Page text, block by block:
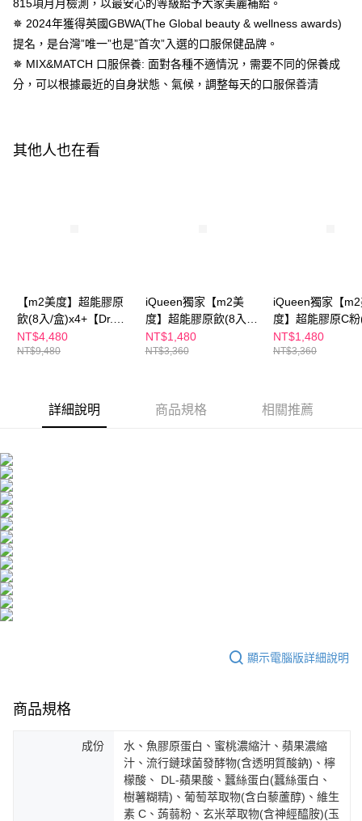
請求用戶進行身份認證。
５．嚴禁一人註冊多個帳號或使用他人資訊註冊。若發現惡意使用之情形，
恩沛科技股份有限公司將有權停止該用戶之使用額度並採取法律行動。
每筆NT$150，滿NT$1,500(含以上)免運費
海外配送
海外配送(澳門) 查看運費
海外配送(澳洲)
815項月月檢測，以最安心的等級給予大家美麗補給。
✵ 2024年獲得英國GBWA(The Global beauty & wellness awards)
提名，是台灣”唯一”也是”首次”入選的口服保健品牌。
✵ MIX&MATCH 口服保養: 面對各種不適情況，需要不同的保養成
分，可以根據最近的自身狀態、氣候，調整每天的口服保善清
其他人也在看
【m2美度】超能膠原
飲(8入/盒)x4+【Dr.
May】紅外泌眼霜
20mlx2
NT$4,480
NT$9,480
iQueen獨家【m2美
度】超能膠原飲(8入/
盒)x1+【Dr. May】美
博士紅膠原色修煥膚精
NT$1,480
NT$3,360
iQueen獨家【
度】超能膠原C
入/盒)x1+【Dr.
美博士外泌C微
NT$1,480
NT$3,360
詳細說明 商品規格 相關推薦
顯示電腦版詳細說明
商品規格
成份
水、魚膠原蛋白、蜜桃濃縮汁、蘋果濃縮
汁、流行鏈球菌發酵物(含透明質酸鈉)、檸
檬酸、 DL-蘋果酸、蠶絲蛋白(蠶絲蛋白、
樹薯糊精)、葡萄萃取物(含白藜蘆醇)、維生
素 C、蒟蒻粉、玄米萃取物(含神經醯胺)(玉